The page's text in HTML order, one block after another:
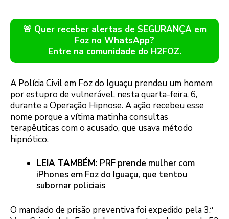
🚨 Quer receber alertas de SEGURANÇA em
Foz no WhatsApp?
Entre na comunidade do H2FOZ.
A Polícia Civil em Foz do Iguaçu prendeu um homem
por estupro de vulnerável, nesta quarta-feira, 6,
durante a Operação Hipnose. A ação recebeu esse
nome porque a vítima matinha consultas
terapêuticas com o acusado, que usava método
hipnótico.
LEIA TAMBÉM: PRF prende mulher com
iPhones em Foz do Iguaçu, que tentou
subornar policiais
O mandado de prisão preventiva foi expedido pela 3.ª